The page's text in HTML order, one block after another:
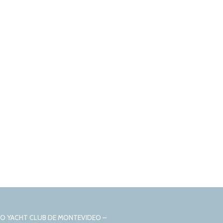
YACHT CLUB DE MONTEVIDEO –